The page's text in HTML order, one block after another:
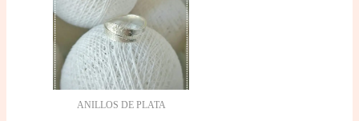
ANILLOS DE PLATA